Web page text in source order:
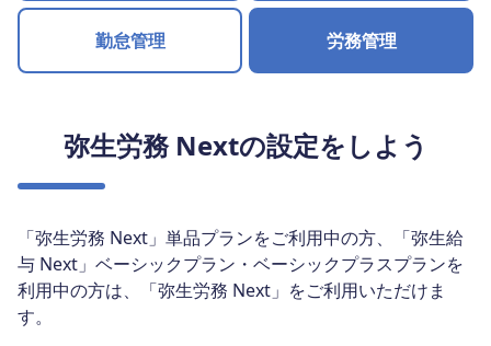
勤怠管理 労務管理
弥生労務 Nextの設定をしよう
「弥生労務 Next」単品プランをご利用中の方、「弥生給
与 Next」ベーシックプラン・ベーシックプラスプランを
利用中の方は、「弥生労務 Next」をご利用いただけま
す。